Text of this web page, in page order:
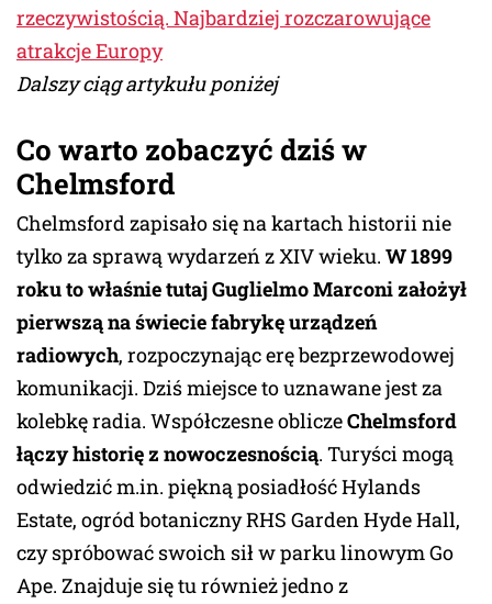
rzeczywistością. Najbardziej rozczarowujące
atrakcje Europy
Dalszy ciąg artykułu poniżej
Co warto zobaczyć dziś w
Chelmsford
Chelmsford zapisało się na kartach historii nie
tylko za sprawą wydarzeń z XIV wieku. W 1899
roku to właśnie tutaj Guglielmo Marconi założył
pierwszą na świecie fabrykę urządzeń
radiowych, rozpoczynając erę bezprzewodowej
komunikacji. Dziś miejsce to uznawane jest za
kolebkę radia. Współczesne obliczeChelmsford
łączy historię z nowoczesnością. Turyści mogą
odwiedzić m.in. piękną posiadłość Hylands
Estate, ogród botaniczny RHS Garden Hyde Hall,
czy spróbować swoich sił w parku linowym Go
Ape. Znajduje się tu również jedno z